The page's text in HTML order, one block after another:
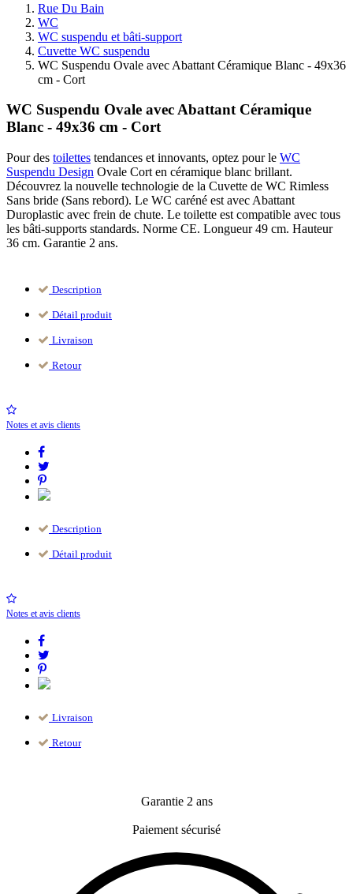
Rue Du Bain
WC
WC suspendu et bâti-support
Cuvette WC suspendu
WC Suspendu Ovale avec Abattant Céramique Blanc - 49x36
cm - Cort
WC Suspendu Ovale avec Abattant Céramique
Blanc - 49x36 cm - Cort
Pour des toilettes tendances et innovants, optez pour le WC
Suspendu Design Ovale Cort en céramique blanc brillant.
Découvrez la nouvelle technologie de la Cuvette de WC Rimless
Sans bride (Sans rebord). Le WC caréné est avec Abattant
Duroplastic avec frein de chute. Le toilette est compatible avec tous
les bâti-supports standards. Norme CE. Longueur 49 cm. Hauteur
36 cm. Garantie 2 ans.
Description
Détail produit
Livraison
Retour
Notes et avis clients
Description
Détail produit
Notes et avis clients
Livraison
Retour
Garantie 2 ans
Paiement sécurisé